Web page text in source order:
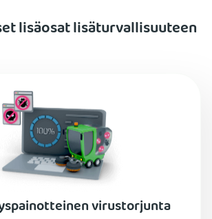
lisäosat lisäturvallisuuteen
virustorjunta